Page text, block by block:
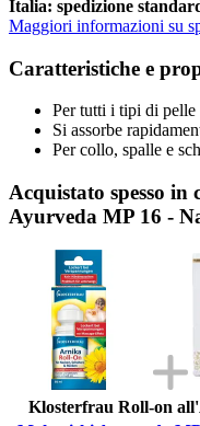
Italia: spedizione
Maggiori informazioni su
Caratteristiche e
Per tutti i tipi di pelle
Si assorbe
Per collo, spalle e
Acquistato spesso
Ayurveda MP 16 -
Klosterfrau Roll-on